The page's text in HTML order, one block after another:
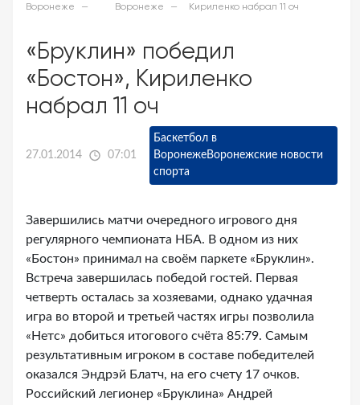
Воронеже
Воронеже
Кириленко набрал 11 оч
«Бруклин» победил
«Бостон», Кириленко
набрал 11 оч
27.01.2014 07:01
Баскетбол в
ВоронежеВоронежские новости
спорта
Завершились матчи очередного игрового дня
регулярного чемпионата НБА. В одном из них
«Бостон» принимал на своём паркете «Бруклин».
Встреча завершилась победой гостей. Первая
четверть осталась за хозяевами, однако удачная
игра во второй и третьей частях игры позволила
«Нетс» добиться итогового счёта 85:79. Самым
результативным игроком в составе победителей
оказался Эндрэй Блатч, на его счету 17 очков.
Российский легионер «Бруклина» Андрей